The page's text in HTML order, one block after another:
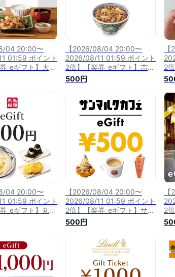
04 20:00〜
01:59 ポイント
_eギフト】大戸
【2026/08/04 20:00〜
2026/08/11 01:59 ポイント
2倍】【楽券_eギフト】吉野
家 500円
500円
2
ー
04 20:00〜
01:59 ポイント
_eギフト】丸亀
【2026/08/04 20:00〜
2026/08/11 01:59 ポイント
2倍】【楽券_eギフト】サン
マルクカフェ 500円
500円
2
珈